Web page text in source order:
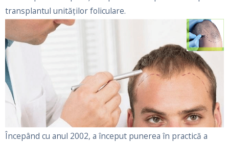
transplantul unităților foliculare.
Începând cu anul 2002, a început punerea în practică a